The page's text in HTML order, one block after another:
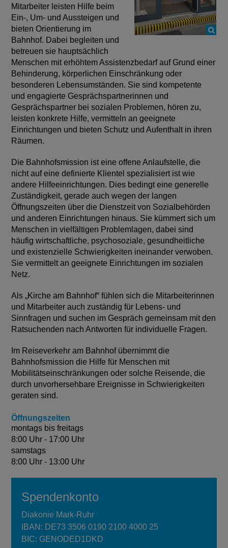
Mitarbeiter leisten Hilfe beim
Ein-, Um- und Aussteigen und
bieten Orientierung im
Bahnhof. Dabei begleiten und
betreuen sie hauptsächlich
Menschen mit erhöhtem Assistenzbedarf auf Grund einer
Behinderung, körperlichen Einschränkung oder
besonderen Lebensumständen. Sie sind kompetente
und engagierte Gesprächspartnerinnen und
Gesprächspartner bei sozialen Problemen, hören zu,
leisten konkrete Hilfe, vermitteln an geeignete
Einrichtungen und bieten Schutz und Aufenthalt in ihren
Räumen.
Die Bahnhofsmission ist eine offene Anlaufstelle, die
nicht auf eine definierte Klientel spezialisiert ist wie
andere Hilfeeinrichtungen. Dies bedingt eine generelle
Zuständigkeit, gerade auch wegen der langen
Öffnungszeiten über die Dienstzeit von Sozialbehörden
und anderen Einrichtungen hinaus. Sie kümmert sich um
Menschen in vielfältigen Problemlagen, dabei sind
häufig wirtschaftliche, psychosoziale, gesundheitliche
und existenzielle Schwierigkeiten ineinander verwoben.
Sie vermittelt an geeignete Einrichtungen im sozialen
Netz.
Als „Kirche am Bahnhof“ fühlen sich die Mitarbeiterinnen
und Mitarbeiter auch zuständig für Lebens- und
Sinnfragen und suchen im Gespräch gemeinsam mit den
Ratsuchenden nach Antworten für individuelle Fragen.
Im Reiseverkehr am Bahnhof übernimmt die
Bahnhofsmission die Hilfe für Menschen mit
Mobilitätseinschränkungen oder solche Reisende, die
durch unvorhersehbare Ereignisse in Schwierigkeiten
geraten sind.
Öffnungszeiten
montags bis freitags
8:00 Uhr - 17:00 Uhr
samstags
8:00 Uhr - 13:00 Uhr
Spendenkonto
Diakonie Mark-Ruhr
IBAN: DE73 3506 0190 2100 4000 25
BIC: GENODED1DKD